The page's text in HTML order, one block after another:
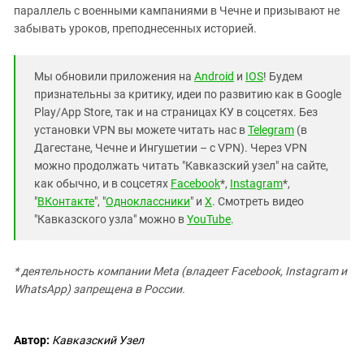
параллель с военными кампаниями в Чечне и призывают не
забывать уроков, преподнесенных историей.
Мы обновили приложения на Android и IOS! Будем
признательны за критику, идеи по развитию как в Google
Play/App Store, так и на страницах КУ в соцсетях. Без
установки VPN вы можете читать нас вTelegram (в
Дагестане, Чечне и Ингушетии – с VPN). Через VPN
можно продолжать читать "Кавказский узел" на сайте,
как обычно, и в соцсетях Facebook*, Instagram*,
"ВКонтакте", "Одноклассники" и X. Смотреть видео
"Кавказского узла" можно вYouTube.
* деятельность компании Meta (владеет Facebook, Instagram и
WhatsApp) запрещена в России.
Автор: Кавказский Узел